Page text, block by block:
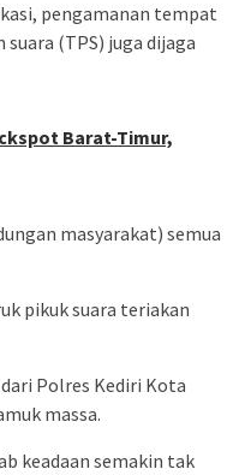
pengamanan tempat
(TPS) juga dijaga
Barat-Timur,
masyarakat) semua
pikuk suara teriakan
Polres Kediri Kota
massa.
keadaan semakin tak